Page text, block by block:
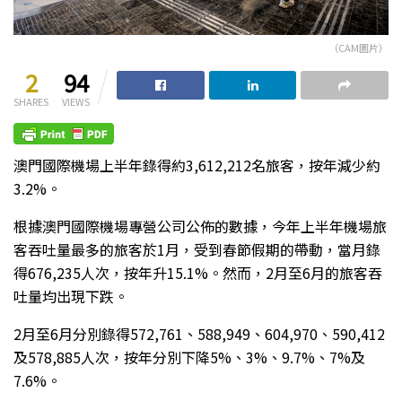
（CAM圖片）
2
SHARES
94
VIEWS
澳門國際機場上半年錄得約3,612,212名旅客，按年減少約
3.2%。
根據澳門國際機場專營公司公佈的數據，今年上半年機場旅
客吞吐量最多的旅客於1月，受到春節假期的帶動，當月錄
得676,235人次，按年升15.1%。然而，2月至6月的旅客吞
吐量均出現下跌。
2月至6月分別錄得572,761、588,949、604,970、590,412
及578,885人次，按年分別下降5%、3%、9.7%、7%及
7.6%。